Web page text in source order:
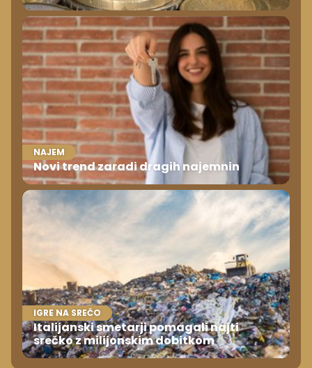
NAJEM
Novi trend zaradi dragih najemnin
IGRE NA SREČO
Italijanski smetarji pomagali najti
srečko z milijonskim dobitkom